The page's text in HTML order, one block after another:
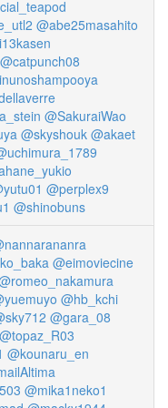
@abe25masahito
@catpunch08
@SakuraiWao
@skyshouk @akaet
@perplex9
@shinobuns
@eimoviecine
@hb_kchi
@gara_08
@topaz_R03
@kounaru_en
@mika1neko1